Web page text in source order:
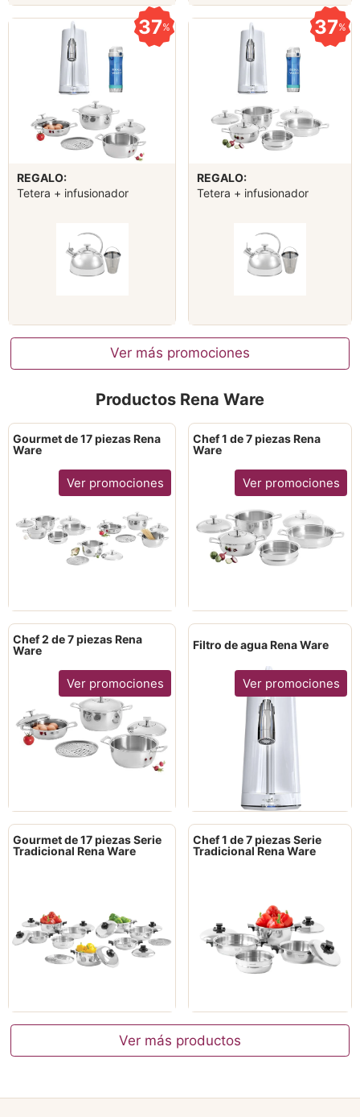
37%
REGALO:
Tetera + infusionador
37%
REGALO:
Tetera + infusionador
Ver más promociones
Productos Rena Ware
Gourmet de 17 piezas Rena
Ware
Ver promociones
Chef 1 de 7 piezas Rena
Ware
Ver promociones
Chef 2 de 7 piezas Rena
Ware
Ver promociones
Filtro de agua Rena Ware
Ver promociones
Gourmet de 17 piezas Serie
Tradicional Rena Ware
Chef 1 de 7 piezas Serie
Tradicional Rena Ware
Ver más productos